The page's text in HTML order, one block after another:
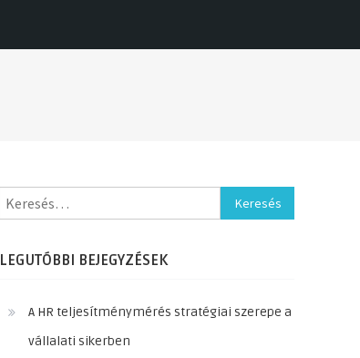
Keresés:
LEGUTÓBBI BEJEGYZÉSEK
A HR teljesítménymérés stratégiai szerepe a
vállalati sikerben